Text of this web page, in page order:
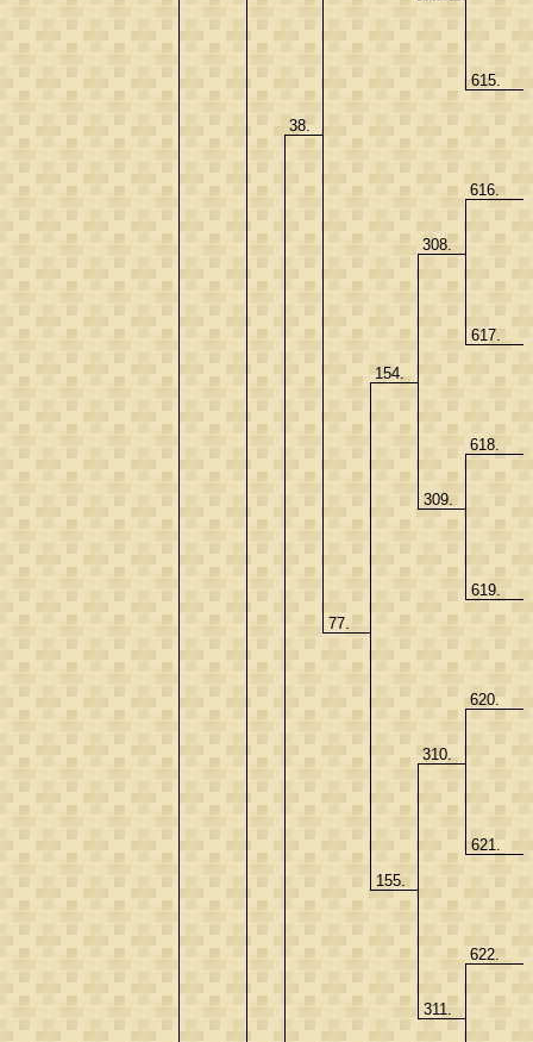
38.
615.
77.
154.
308.
616.
617.
309.
618.
619.
155.
310.
620.
621.
311.
622.